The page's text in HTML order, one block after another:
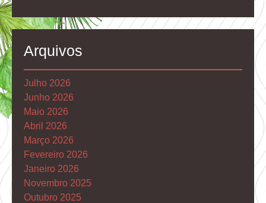
Arquivos
Julho 2026
Junho 2026
Maio 2026
Abril 2026
Março 2026
Fevereiro 2026
Janeiro 2026
Novembro 2025
Outubro 2025